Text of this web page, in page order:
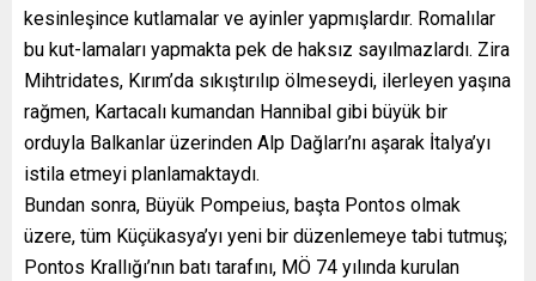
kesinleşince kutlamalar ve ayinler yapmışlardır. Romalılar
bu kut-lamaları yapmakta pek de haksız sayılmazlardı. Zira
Mihtridates, Kırım’da sıkıştırılıp ölmeseydi, ilerleyen yaşına
rağmen, Kartacalı kumandan Hannibal gibi büyük bir
orduyla Balkanlar üzerinden Alp Dağları’nı aşarak İtalya’yı
istila etmeyi planlamaktaydı.
Bundan sonra, Büyük Pompeius, başta Pontos olmak
üzere, tüm Küçükasya’yı yeni bir düzenlemeye tabi tutmuş;
Pontos Krallığı’nın batı tarafını, MÖ 74 yılında kurulan